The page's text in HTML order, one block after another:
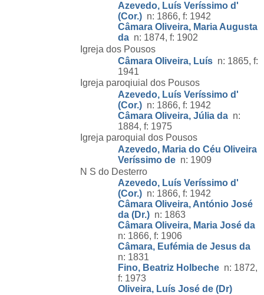
Azevedo, Luís Veríssimo d'
(Cor.) n: 1866, f: 1942
Câmara Oliveira, Maria Augusta
da n: 1874, f: 1902
Igreja dos Pousos
Câmara Oliveira, Luís n: 1865, f:
1941
Igreja paroqiuial dos Pousos
Azevedo, Luís Veríssimo d'
(Cor.) n: 1866, f: 1942
Câmara Oliveira, Júlia da n:
1884, f: 1975
Igreja paroquial dos Pousos
Azevedo, Maria do Céu Oliveira
Veríssimo de n: 1909
N S do Desterro
Azevedo, Luís Veríssimo d'
(Cor.) n: 1866, f: 1942
Câmara Oliveira, António José
da (Dr.) n: 1863
Câmara Oliveira, Maria José da
n: 1866, f: 1906
Câmara, Eufémia de Jesus da
n: 1831
Fino, Beatriz Holbeche n: 1872,
f: 1973
Oliveira, Luís José de (Dr)